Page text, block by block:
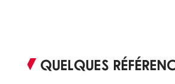
QUELQUES